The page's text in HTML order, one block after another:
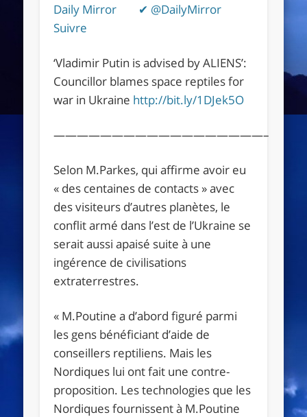
Daily Mirror ✔ @DailyMirror
Suivre
‘Vladimir Putin is advised by ALIENS’:
Councillor blames space reptiles for
war in Ukraine http://bit.ly/1DJek5O
——————————————————–
Selon M.Parkes, qui affirme avoir eu
« des centaines de contacts » avec
des visiteurs d’autres planètes, le
conflit armé dans l’est de l’Ukraine se
serait aussi apaisé suite à une
ingérence de civilisations
extraterrestres.
« M.Poutine a d’abord figuré parmi
les gens bénéficiant d’aide de
conseillers reptiliens. Mais les
Nordiques lui ont fait une contre-
proposition. Les technologies que les
Nordiques fournissent à M.Poutine